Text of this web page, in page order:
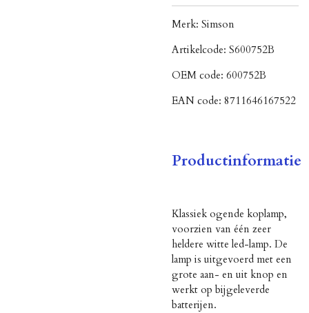
Merk: Simson
Artikelcode: S600752B
OEM code: 600752B
EAN code: 8711646167522
Productinformatie
Klassiek ogende koplamp,
voorzien van één zeer
heldere witte led-lamp. De
lamp is uitgevoerd met een
grote aan- en uit knop en
werkt op bijgeleverde
batterijen.